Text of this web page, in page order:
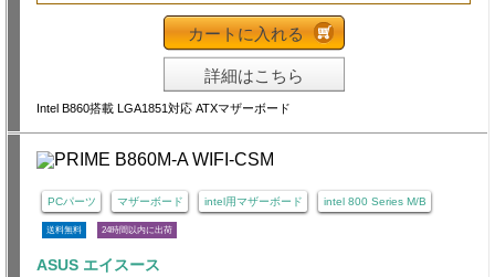
カートに入れる
詳細はこちら
Intel B860搭載 LGA1851対応 ATXマザーボード
PCパーツ マザーボード intel用マザーボード intel 800 Series M/B
送料無料 24時間以内に出荷
ASUS エイスース